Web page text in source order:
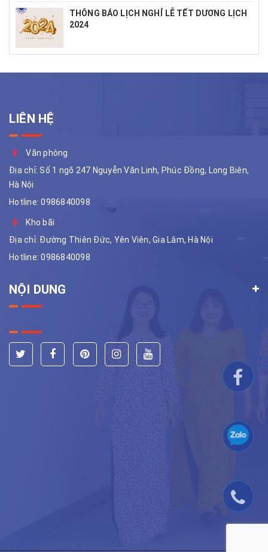
THÔNG BÁO LỊCH NGHỈ LỄ TẾT DƯƠNG LỊCH
2024
LIÊN HỆ
Văn phòng
Địa chỉ: Số 1 ngõ 247 Nguyễn Văn Linh, Phúc Đồng, Long Biên,
Hà Nội
Hotline:0986840098
Kho bãi
Địa chỉ: Đường Thiên Đức, Yên Viên, Gia Lâm, Hà Nội
Hotline:0986840098
NỘI DUNG